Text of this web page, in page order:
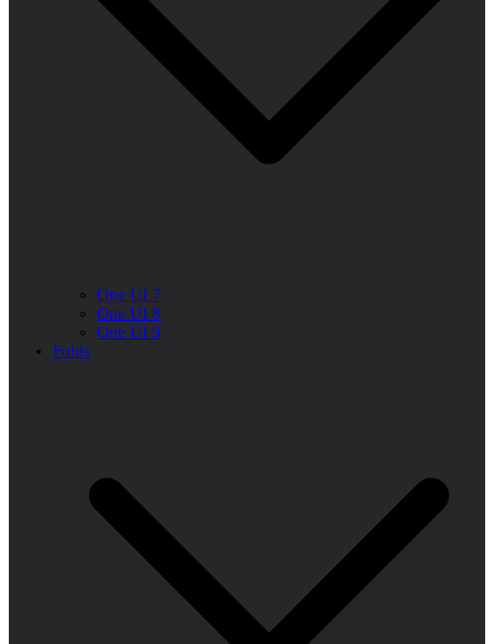
One UI 7
One UI 8
One UI 9
Folds